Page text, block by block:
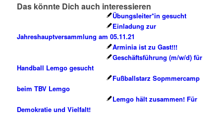
Das könnte Dich auch interessieren
Übungsleiter*in gesucht
Einladung zur
Jahreshauptversammlung am 05.11.21
Arminia ist zu Gast!!!
Geschäftsführung (m/w/d) für
Handball Lemgo gesucht
Fußballstarz Sopmmercamp
beim TBV Lemgo
Lemgo hält zusammen! Für
Demokratie und Vielfalt!